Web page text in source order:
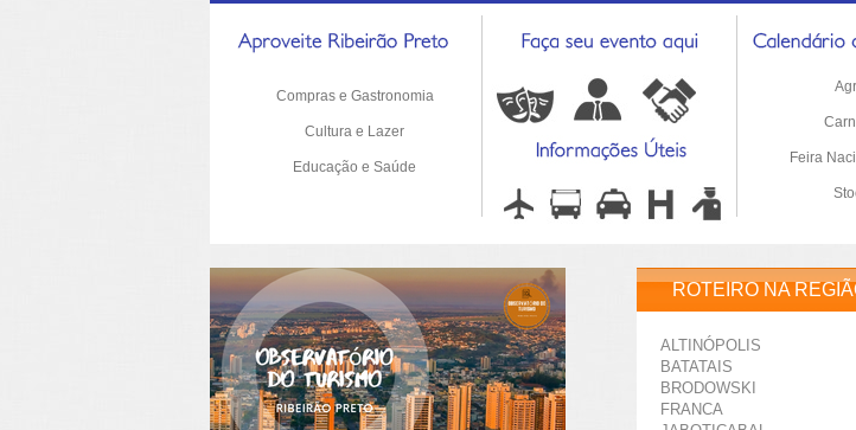
Compras e Gastronomia
Cultura e Lazer
Educação e Saúde
Feira
ROTEIRO NA
ALTINÓPOLIS
BATATAIS
BRODOWSKI
FRANCA